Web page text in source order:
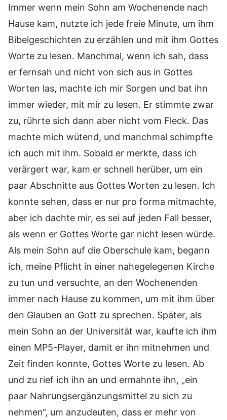
Immer wenn mein Sohn am Wochenende nach
Hause kam, nutzte ich jede freie Minute, um ihm
Bibelgeschichten zu erzählen und mit ihm Gottes
Worte zu lesen. Manchmal, wenn ich sah, dass
er fernsah und nicht von sich aus in Gottes
Worten las, machte ich mir Sorgen und bat ihn
immer wieder, mit mir zu lesen. Er stimmte zwar
zu, rührte sich dann aber nicht vom Fleck. Das
machte mich wütend, und manchmal schimpfte
ich auch mit ihm. Sobald er merkte, dass ich
verärgert war, kam er schnell herüber, um ein
paar Abschnitte aus Gottes Worten zu lesen. Ich
konnte sehen, dass er nur pro forma mitmachte,
aber ich dachte mir, es sei auf jeden Fall besser,
als wenn er Gottes Worte gar nicht lesen würde.
Als mein Sohn auf die Oberschule kam, begann
ich, meine Pflicht in einer nahegelegenen Kirche
zu tun und versuchte, an den Wochenenden
immer nach Hause zu kommen, um mit ihm über
den Glauben an Gott zu sprechen. Später, als
mein Sohn an der Universität war, kaufte ich ihm
einen MP5-Player, damit er ihn mitnehmen und
Zeit finden konnte, Gottes Worte zu lesen. Ab
und zu rief ich ihn an und ermahnte ihn, „ein
paar Nahrungsergänzungsmittel zu sich zu
nehmen“, um anzudeuten, dass er mehr von